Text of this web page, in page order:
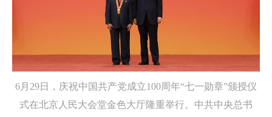
6月29日，庆祝中国共产党成立100周年“七一勋章”颁授仪
式在北京人民大会堂金色大厅隆重举行。中共中央总书